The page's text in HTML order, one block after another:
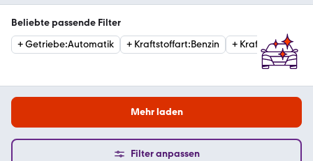
Beliebte passende Filter
+Getriebe:Automatik + Kraftstoffart:Benzin + Kraftstoffart
Mehr laden
Filter anpassen